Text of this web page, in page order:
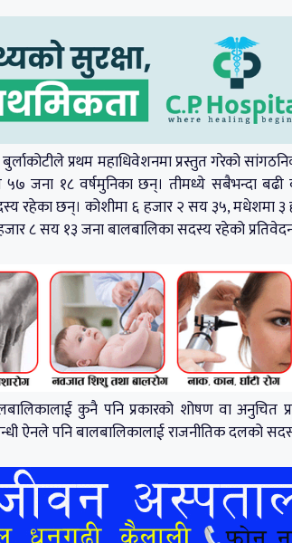
बुर्लाकोटीले प्रथम महाधिवेशनमा प्रस्तुत गरेको
जना १८ वर्षमुनिका छन्। तीमध्ये सबैभन्दा बढी
रहेका छन्। कोशीमा ६ हजार २ सय ३५, मधेशमा ३
८ सय १३ जना बालबालिका सदस्य रहेको
कुनै पनि प्रकारको शोषण वा अनुचित
ऐनले पनि बालबालिकालाई राजनीतिक दलको